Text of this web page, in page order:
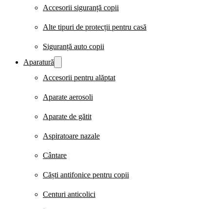
Accesorii siguranță copii
Alte tipuri de protecții pentru casă
Siguranță auto copii
Aparatură
Accesorii pentru alăptat
Aparate aerosoli
Aparate de gătit
Aspiratoare nazale
Cântare
Căști antifonice pentru copii
Centuri anticolici